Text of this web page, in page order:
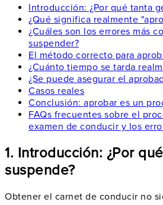
Introducción: ¿Por qué tanta
¿Qué significa realmente
¿Cuáles son los errores más
suspender?
El método correcto para
¿Cuánto tiempo se tarda
¿Se puede asegurar el
Casos reales
Conclusión: aprobar es un
FAQs frecuentes sobre el
examen de conducir y los
1. Introducción: ¿Por
suspende?
Obtener el carnet de conducir no